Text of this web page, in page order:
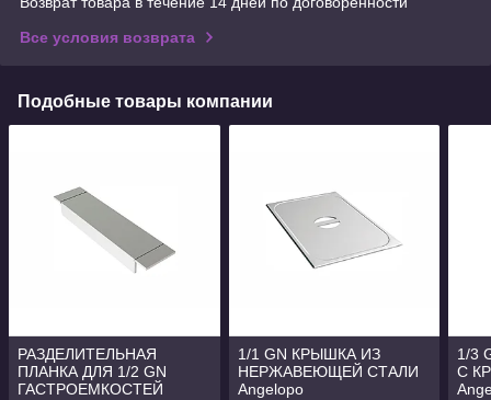
Все условия возврата
Подобные товары компании
РАЗДЕЛИТЕЛЬНАЯ
ПЛАНКА ДЛЯ 1/2 GN
ГАСТРОЕМКОСТЕЙ
1/1 GN КРЫШКА ИЗ
НЕРЖАВЕЮЩЕЙ СТАЛИ
Angelopo
1/3
С